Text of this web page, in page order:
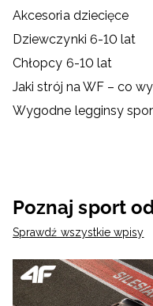
Akcesoria dziecięce
Dziewczynki 6-10 lat
Chłopcy 6-10 lat
Poznaj sport
Sprawdź wszystkie wpisy